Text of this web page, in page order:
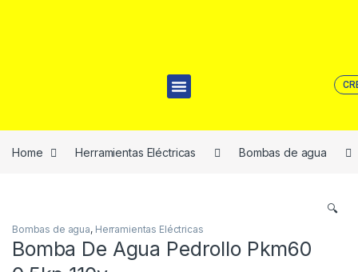
Home Herramientas Eléctricas Bombas de agua
🔍
Bombas de agua, Herramientas Eléctricas
Bomba De Agua Pedrollo Pkm60